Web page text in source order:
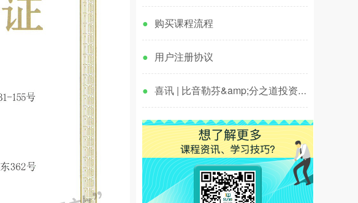
● 购买课程流程
● 用户注册协议
● 喜讯 | 比音勒芬&amp;分之道投资入
股签约仪式圆满举行！